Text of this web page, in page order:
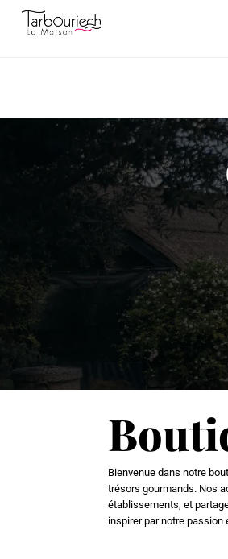
Bienvenue dans notre
trésors gourmands. Nos
établissements, et
inspirer par notre